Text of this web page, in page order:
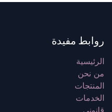
روابط مفيدة
الرئيسية
من نحن
المنتجات
الخدمات